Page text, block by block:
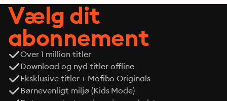
Vælg dit
abonnement
Over 1 million titler
Download og nyd titler offline
Eksklusive titler + Mofibo Originals
Børnevenligt miljø (Kids Mode)